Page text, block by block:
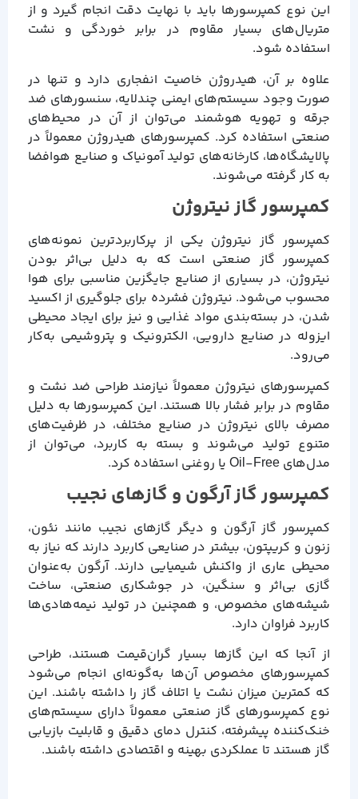
این نوع کمپرسورها باید با نهایت دقت انجام گیرد و از
متریال‌های بسیار مقاوم در برابر خوردگی و نشت
استفاده شود.
علاوه بر آن، هیدروژن خاصیت انفجاری دارد و تنها در
صورت وجود سیستم‌های ایمنی چندلایه، سنسورهای ضد
جرقه و تهویه هوشمند می‌توان از آن در محیط‌های
صنعتی استفاده کرد. کمپرسورهای هیدروژن معمولاً در
پالایشگاه‌ها، کارخانه‌های تولید آمونیاک و صنایع هوافضا
به کار گرفته می‌شوند.
کمپرسور گاز نیتروژن
کمپرسور گاز نیتروژن یکی از پرکاربردترین نمونه‌های
کمپرسور گاز صنعتی است که به دلیل بی‌اثر بودن
نیتروژن، در بسیاری از صنایع جایگزین مناسبی برای هوا
محسوب می‌شود. نیتروژن فشرده برای جلوگیری از اکسید
شدن، در بسته‌بندی مواد غذایی و نیز برای ایجاد محیطی
ایزوله در صنایع دارویی، الکترونیک و پتروشیمی به‌کار
می‌رود.
کمپرسورهای نیتروژن معمولاً نیازمند طراحی ضد نشت و
مقاوم در برابر فشار بالا هستند. این کمپرسورها به دلیل
مصرف بالای نیتروژن در صنایع مختلف، در ظرفیت‌های
متنوع تولید می‌شوند و بسته به کاربرد، می‌توان از
مدل‌های Oil-Free یا روغنی استفاده کرد.
کمپرسور گاز آرگون و گازهای نجیب
کمپرسور گاز آرگون و دیگر گازهای نجیب مانند نئون،
زنون و کریپتون، بیشتر در صنایعی کاربرد دارند که نیاز به
محیطی عاری از واکنش شیمیایی دارند. آرگون به‌عنوان
گازی بی‌اثر و سنگین، در جوشکاری صنعتی، ساخت
شیشه‌های مخصوص، و همچنین در تولید نیمه‌هادی‌ها
کاربرد فراوان دارد.
از آنجا که این گازها بسیار گران‌قیمت هستند، طراحی
کمپرسورهای مخصوص آن‌ها به‌گونه‌ای انجام می‌شود
که کمترین میزان نشت یا اتلاف گاز را داشته باشند. این
نوع کمپرسورهای گاز صنعتی معمولاً دارای سیستم‌های
خنک‌کننده پیشرفته، کنترل دمای دقیق و قابلیت بازیابی
گاز هستند تا عملکردی بهینه و اقتصادی داشته باشند.